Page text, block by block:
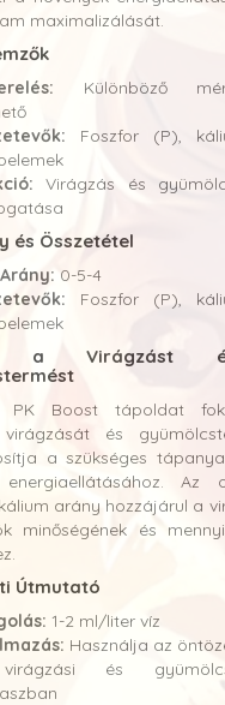
maximalizálását.
Különböző
Foszfor (P),
Virágzás és
és Összetétel
Arány: 0-5-4
Foszfor (P),
a Virágzást
PK Boost tápoldat
és
a szükséges
energiaellátásához. Az
arány hozzájárul a
minőségének és
Útmutató
1-2 ml/liter víz
Használja az
és